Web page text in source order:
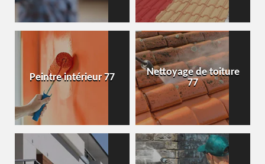
Peintre intérieur 77
Nettoyage de toiture
77